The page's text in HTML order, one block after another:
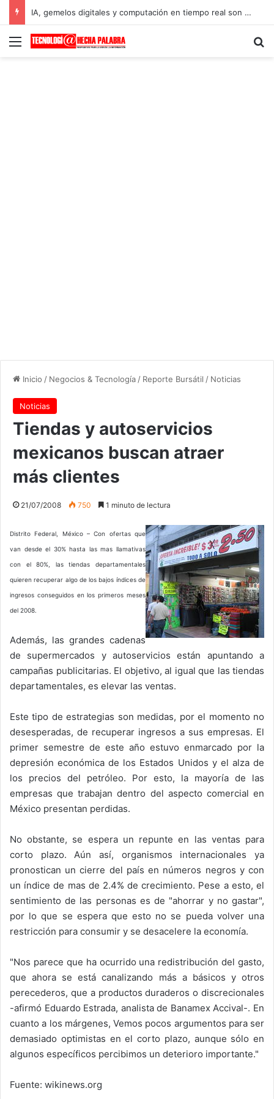
IA, gemelos digitales y computación en tiempo real son las principales tendencias tecnológicas para 2023
Menú
Inicio / Negocios & Tecnología / Reporte Bursátil / Noticias
Noticias
Tiendas y autoservicios
mexicanos buscan atraer
más clientes
21/07/2008 750 1 minuto de lectura
Distrito Federal, México – Con ofertas que
van desde el 30% hasta las mas llamativas
con el 80%, las tiendas departamentales
quieren recuperar algo de los bajos índices de
ingresos conseguidos en los primeros meses
del 2008.
Además, las grandes cadenas
de supermercados y autoservicios están apuntando a
campañas publicitarias. El objetivo, al igual que las tiendas
departamentales, es elevar las ventas.
Este tipo de estrategias son medidas, por el momento no
desesperadas, de recuperar ingresos a sus empresas. El
primer semestre de este año estuvo enmarcado por la
depresión económica de los Estados Unidos y el alza de
los precios del petróleo. Por esto, la mayoría de las
empresas que trabajan dentro del aspecto comercial en
México presentan perdidas.
No obstante, se espera un repunte en las ventas para
corto plazo. Aún así, organismos internacionales ya
pronostican un cierre del país en números negros y con
un índice de mas de 2.4% de crecimiento. Pese a esto, el
sentimiento de las personas es de "ahorrar y no gastar",
por lo que se espera que esto no se pueda volver una
restricción para consumir y se desacelere la economía.
"Nos parece que ha ocurrido una redistribución del gasto,
que ahora se está canalizando más a básicos y otros
perecederos, que a productos duraderos o discrecionales
-afirmó Eduardo Estrada, analista de Banamex Accival-. En
cuanto a los márgenes, Vemos pocos argumentos para ser
demasiado optimistas en el corto plazo, aunque sólo en
algunos específicos percibimos un deterioro importante."
Fuente: wikinews.org